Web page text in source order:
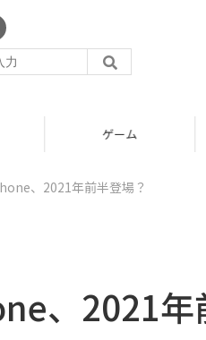
、2021年前半登場？
、2021年